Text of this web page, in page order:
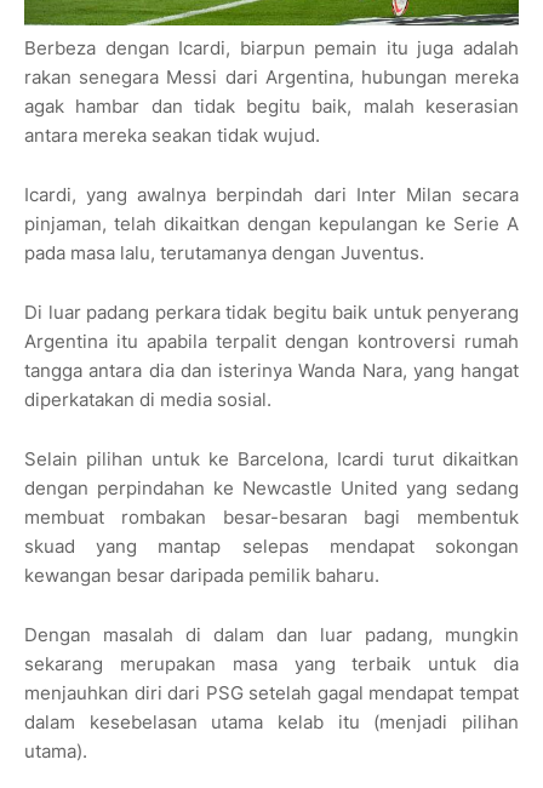
Berbeza dengan Icardi, biarpun pemain itu juga adalah
rakan senegara Messi dari Argentina, hubungan mereka
agak hambar dan tidak begitu baik, malah ke­serasian
antara mereka seakan tidak wujud.
Icardi, yang awalnya berpindah dari Inter Milan secara
pinjaman, telah dikaitkan dengan kepulangan ke Serie A
pada masa lalu, terutamanya dengan Juventus.
Di luar padang perkara tidak begitu baik untuk penyerang
Argentina itu apabila terpalit dengan kontroversi rumah
tangga antara dia dan isterinya Wanda Nara, yang hangat
diperkatakan di media sosial.
Selain pilihan untuk ke Barcelona, Icardi turut dikaitkan
de­ngan perpindahan ke Newcastle United yang sedang
membuat rombakan besar-besaran bagi membentuk
skuad yang mantap selepas mendapat sokongan
kewangan besar daripada pemilik baharu.
Dengan masalah di dalam dan luar padang, mungkin
sekarang merupakan masa yang terbaik untuk dia
menjauhkan diri dari PSG setelah gagal mendapat tempat
dalam kesebelasan utama kelab itu (menjadi pilihan
utama).